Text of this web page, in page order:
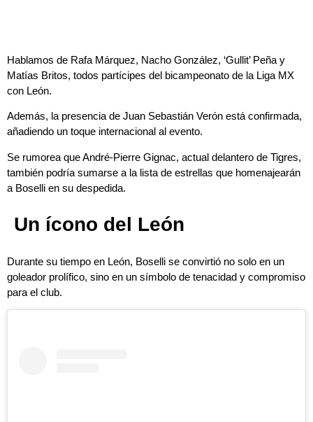
Hablamos de Rafa Márquez, Nacho González, ‘Gullit’ Peña y
Matías Britos, todos partícipes del bicampeonato de la Liga MX
con León.
Además, la presencia de Juan Sebastián Verón está confirmada,
añadiendo un toque internacional al evento.
Se rumorea que André-Pierre Gignac, actual delantero de Tigres,
también podría sumarse a la lista de estrellas que homenajearán
a Boselli en su despedida.
Un ícono del León
Durante su tiempo en León, Boselli se convirtió no solo en un
goleador prolífico, sino en un símbolo de tenacidad y compromiso
para el club.